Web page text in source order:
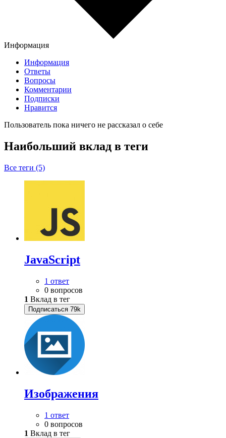
Информация
Информация
Ответы
Вопросы
Комментарии
Подписки
Нравится
Пользователь пока ничего не рассказал о себе
Наибольший вклад в теги
Все теги (5)
JavaScript
1 ответ
0 вопросов
1 Вклад в тег
Подписаться 79k
Изображения
1 ответ
0 вопросов
1 Вклад в тег